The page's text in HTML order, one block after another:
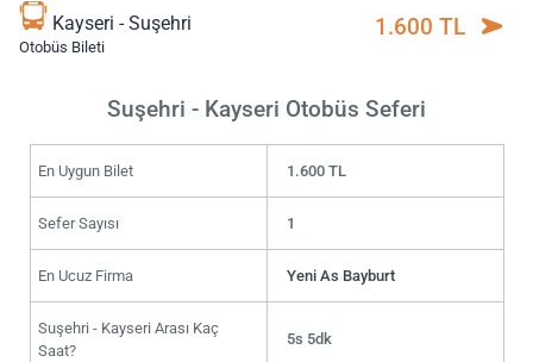
Kayseri - Suşehri
Otobüs Bileti
1.600 TL
Suşehri - Kayseri Otobüs Seferi
En Uygun Bilet 1.600 TL
Sefer Sayısı 1
En Ucuz Firma Yeni As Bayburt
Suşehri - Kayseri Arası Kaç
Saat?
5s 5dk